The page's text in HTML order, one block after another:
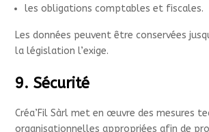
les obligations comptables et fiscales.
Les données peuvent être conservées
la législation l’exige.
9. Sécurité
Créa’Fil Sàrl met en œuvre des mesures
organisationnelles appropriées afin de